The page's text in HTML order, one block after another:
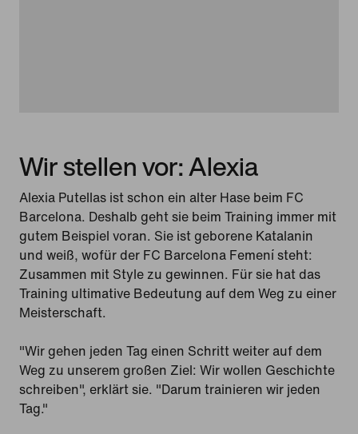
Wir stellen vor: Alexia
Alexia Putellas ist schon ein alter Hase beim FC
Barcelona. Deshalb geht sie beim Training immer mit
gutem Beispiel voran. Sie ist geborene Katalanin
und weiß, wofür der FC Barcelona Femení steht:
Zusammen mit Style zu gewinnen. Für sie hat das
Training ultimative Bedeutung auf dem Weg zu einer
Meisterschaft.
"Wir gehen jeden Tag einen Schritt weiter auf dem
Weg zu unserem großen Ziel: Wir wollen Geschichte
schreiben", erklärt sie. "Darum trainieren wir jeden
Tag."